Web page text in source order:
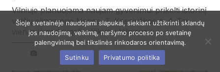
Vilniuje planuojama naujam gyvenimui prikelti istorinį
valčių elingą prie Neries, T. Kosciuškos g. 4. Tai
vienas iš nedaugelio išlikusių Vilniaus…
Šioje svetainėje naudojami slapukai, siekiant užtikrinti sklandų
jos naudojimą, veikimą, naršymo proceso po svetainę
palengvinimą bei tikslinės rinkodaros orientavimą.
Sutinku
Privatumo politika